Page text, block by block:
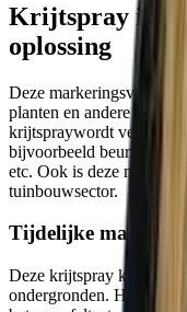
Krijtspray is
oplossing
Deze markeringsverf is
planten en andere
krijtspraywordt veel
bijvoorbeeld beurzen,
etc. Ook is deze
tuinbouwsector.
Tijdelijke
Deze krijtspray kent een
ondergronden. Hierbij